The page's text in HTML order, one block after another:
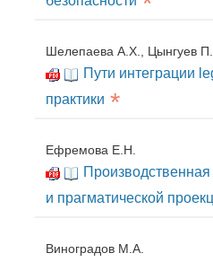
Шелепаева А.Х., Цынгуев
Пути интеграции
практики *
Ефремова Е.Н.
Производственная
и прагматической
Виноградов М.А.